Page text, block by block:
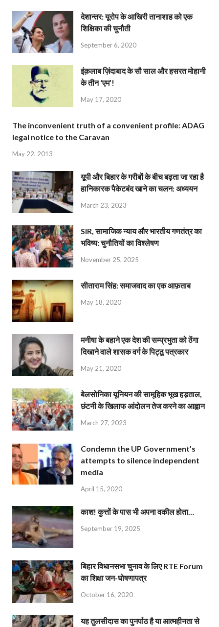
देशान्‍तर: यूरोप के आखिरी तानाशाह को एक
शिक्षिका की चुनौती
September 6, 2020
इंक़लाब ज़िंदाबाद के सौ साल और हसरत मोहानी
के तीन ‘एम’!
May 17, 2020
The inconvenient truth of a convenient profile: ADAG
legal notice to the Caravan
May 22, 2013
यूपी और बिहार के गरीबों के बीच बढ़ता जा रहा है
हानिकारक पैकेटबंद खाने का चलन: अध्ययन
March 23, 2023
SIR, सामाजिक न्याय और भारतीय गणतंत्र का
भविष्य: चुनौतियों का विश्लेषण
November 25, 2025
सीताराम सिंह: समाजवाद का एक आफ़ताब
May 18, 2020
मनीषा के बहाने एक देश की सम्प्रभुता को ठेंगा
दिखाने वाले शासक वर्ग के पिट्ठू पत्रकार
May 21, 2020
बेलसोनिका यूनियन की सामूहिक भूख हड़ताल,
छंटनी के खिलाफ आंदोलन तेज करने का आह्वान
March 27, 2023
Condemn the UP Government’s
attempts to silence independent
media
April 15, 2020
काश! कुत्तों के पास भी अपना वकील होता…
September 19, 2025
बिहार विधानसभा चुनाव के लिए RTE Forum
का शिक्षा जन-घोषणापत्र
October 16, 2020
यह तुलसीदास का पुनर्पाठ है या आत्महीनता से